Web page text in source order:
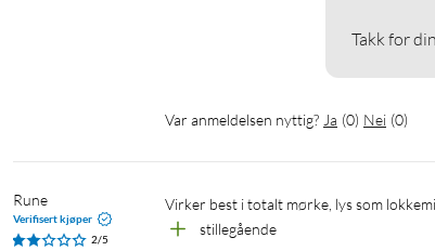
Takk for
Var anmeldelsen nyttig? Ja (0) Nei (0)
Rune
Verifisert kjøper
2/5
Virker best i totalt mørke, lys som
stillegående